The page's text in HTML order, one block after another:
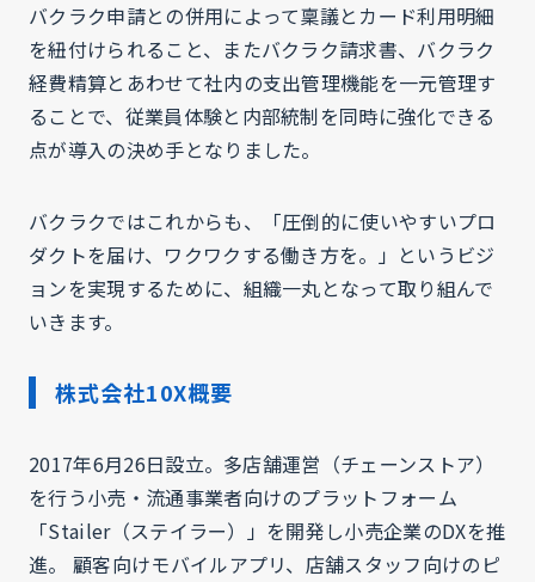
バクラク申請との併用によって稟議とカード利用明細
を紐付けられること、またバクラク請求書、バクラク
経費精算とあわせて社内の支出管理機能を一元管理す
ることで、従業員体験と内部統制を同時に強化できる
点が導入の決め手となりました。
バクラクではこれからも、「圧倒的に使いやすいプロ
ダクトを届け、ワクワクする働き方を。」というビジ
ョンを実現するために、組織一丸となって取り組んで
いきます。
株式会社10X概要
2017年6月26日設立。多店舗運営（チェーンストア）
を行う小売・流通事業者向けのプラットフォーム
「Stailer（ステイラー）」を開発し小売企業のDXを推
進。 顧客向けモバイルアプリ、店舗スタッフ向けのピ